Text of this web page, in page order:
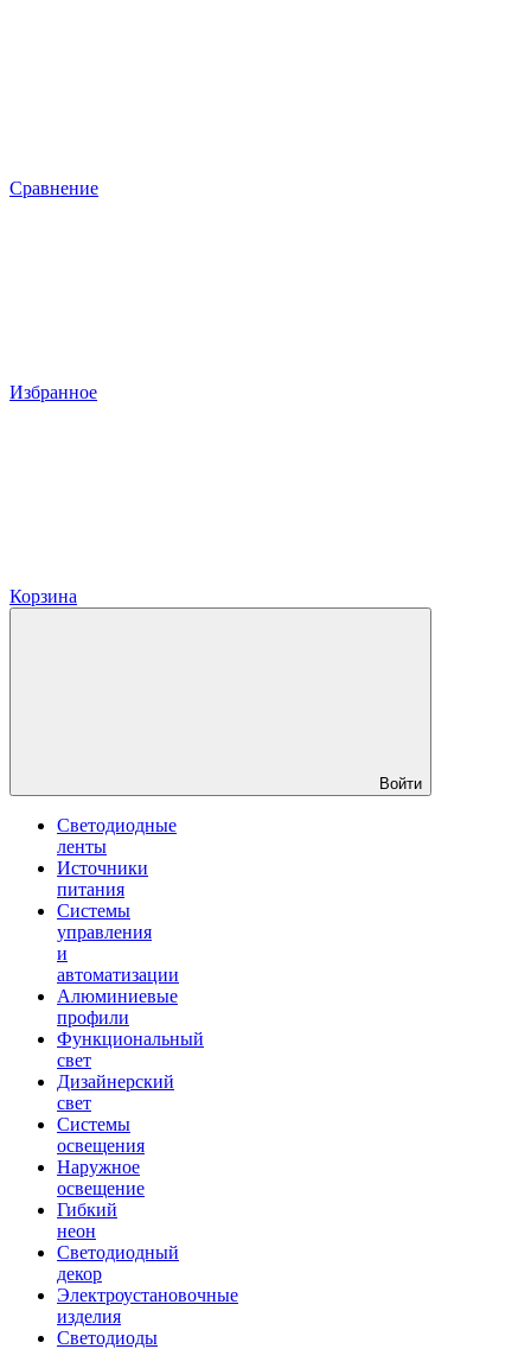
Сравнение
Избранное
Корзина
Войти
Светодиодные
ленты
Источники
питания
Системы
управления
и
автоматизации
Алюминиевые
профили
Функциональный
свет
Дизайнерский
свет
Системы
освещения
Наружное
освещение
Гибкий
неон
Светодиодный
декор
Электроустановочные
изделия
Светодиоды